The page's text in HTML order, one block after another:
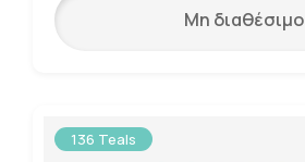
Μη διαθέσιμο
136 Teals